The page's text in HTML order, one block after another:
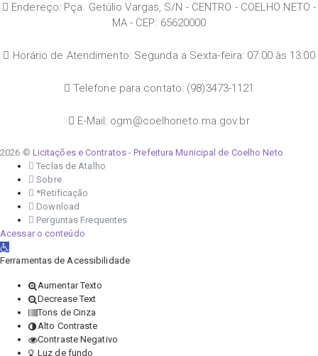
Endereço: Pça. Getúlio Vargas, S/N - CENTRO - COELHO NETO -
MA - CEP: 65620000
Horário de Atendimento: Segunda a Sexta-feira: 07:00 às 13:00
Telefone para contato: (98)3473-1121
E-Mail: ogm@coelhoneto.ma.gov.br
2026 © Licitações e Contratos - Prefeitura Municipal de Coelho Neto
Teclas de Atalho
Sobre
*Retificação
Download
Perguntas Frequentes
Acessar o conteúdo
Abrir a barra de ferramentas
Ferramentas de Acessibilidade
Aumentar Texto
Decrease Text
Tons de Cinza
Alto Contraste
Contraste Negativo
Luz de fundo